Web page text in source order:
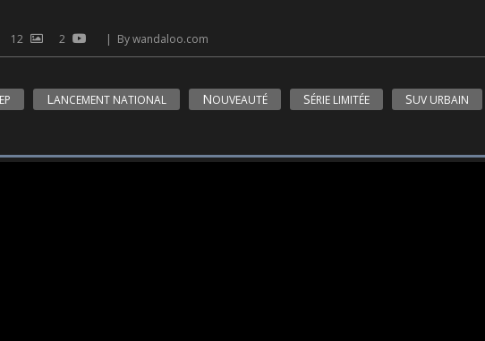
12 2 |  By wandaloo.com
LANCEMENT NATIONAL NOUVEAUTÉ SÉRIE LIMITÉE SUV URBAIN